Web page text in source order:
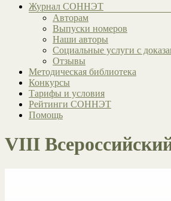
Журнал СОННЭТ
Авторам
Выпуски номеров
Наши авторы
Социальные услуги с
Отзывы
Методическая библиотека
Конкурсы
Тарифы и условия
Рейтинги СОННЭТ
Помощь
VIII